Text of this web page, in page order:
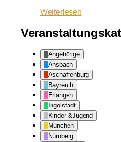
Weiterlesen
Angehörige
Ansbach
Aschaffenburg
Bayreuth
Erlangen
Ingolstadt
Kinder-&Jugend
München
Nürnberg